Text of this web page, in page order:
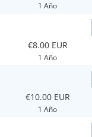
1 Año
€8.00 EUR
1 Año
€10.00 EUR
1 Año